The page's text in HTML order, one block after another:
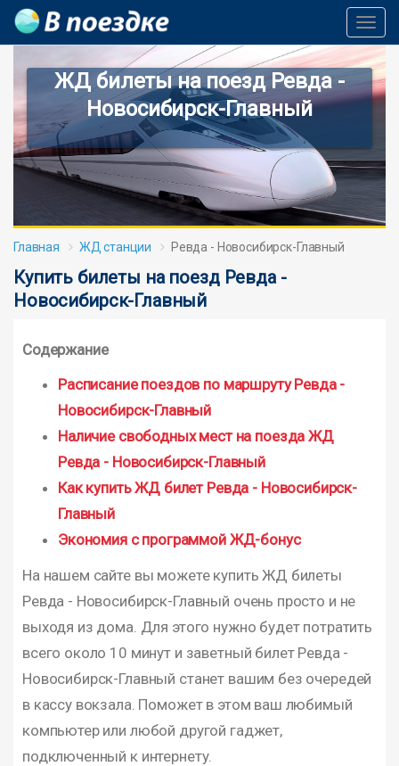
ЖД билеты на поезд Ревда -
Новосибирск-Главный
Главная ЖД станции Ревда - Новосибирск-Главный
Купить билеты на поезд Ревда -
Новосибирск-Главный
Содержание
Расписание поездов по маршруту Ревда -
Новосибирск-Главный
Наличие свободных мест на поезда ЖД
Ревда - Новосибирск-Главный
Как купить ЖД билет Ревда - Новосибирск-
Главный
Экономия с программой ЖД-бонус
На нашем сайте вы можете купить ЖД билеты
Ревда - Новосибирск-Главный очень просто и не
выходя из дома. Для этого нужно будет потратить
всего около 10 минут и заветный билет Ревда -
Новосибирск-Главный станет вашим без очередей
в кассу вокзала. Поможет в этом ваш любимый
компьютер или любой другой гаджет,
подключенный к интернету.